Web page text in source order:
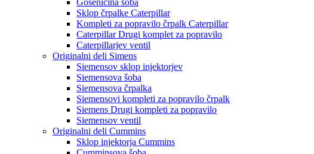
Goseničina šoba
Sklop črpalke Caterpillar
Kompleti za popravilo črpalk Caterpillar
Caterpillar Drugi komplet za popravilo
Caterpillarjev ventil
Originalni deli Simens
Siemensov sklop injektorjev
Siemensova šoba
Siemensova črpalka
Siemensovi kompleti za popravilo črpalk
Siemens Drugi kompleti za popravilo
Siemensov ventil
Originalni deli Cummins
Sklop injektorja Cummins